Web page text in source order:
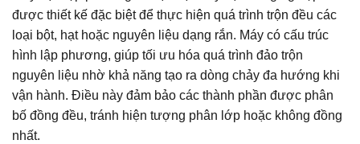
được thiết kế đặc biệt để thực hiện quá trình trộn đều các
loại bột, hạt hoặc nguyên liệu dạng rắn. Máy có cấu trúc
hình lập phương, giúp tối ưu hóa quá trình đảo trộn
nguyên liệu nhờ khả năng tạo ra dòng chảy đa hướng khi
vận hành. Điều này đảm bảo các thành phần được phân
bố đồng đều, tránh hiện tượng phân lớp hoặc không đồng
nhất.